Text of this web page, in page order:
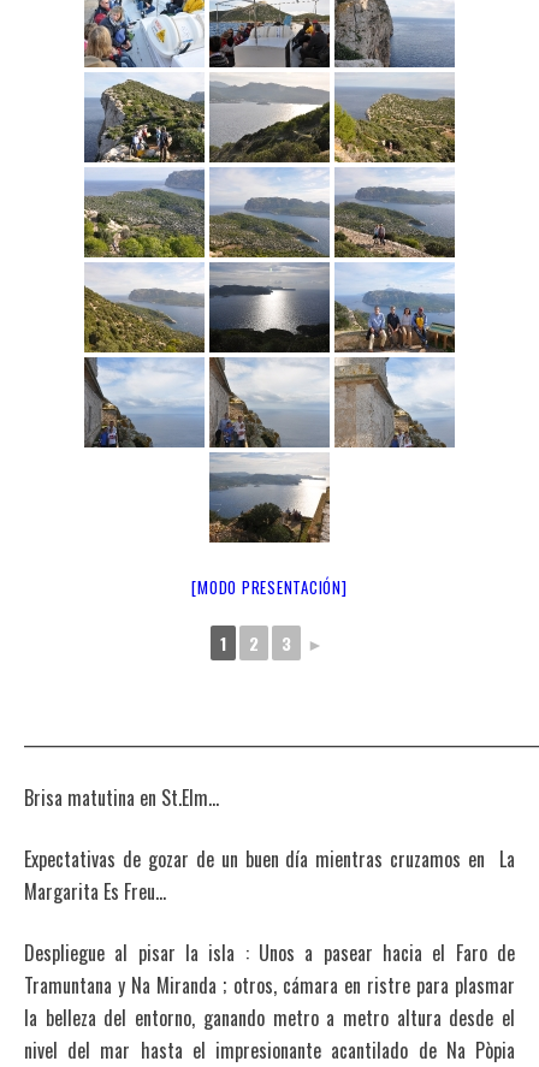
[MODO PRESENTACIÓN]
1 2 3 ►
Brisa matutina en St.Elm…
Expectativas de gozar de un buen día mientras cruzamos en La
Margarita Es Freu…
Despliegue al pisar la isla : Unos a pasear hacia el Faro de
Tramuntana y Na Miranda ; otros, cámara en ristre para plasmar
la belleza del entorno, ganando metro a metro altura desde el
nivel del mar hasta el impresionante acantilado de Na Pòpia